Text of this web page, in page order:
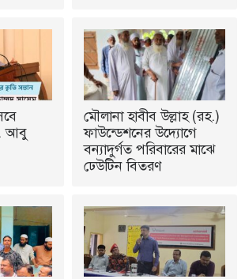
আবু
মৌলানা হাবীব উল্লাহ (রহ.)
ফাউন্ডেশনের উদ্যোগে
বন্যাদুর্গত পরিবারের মাঝে
ঢেউটিন বিতরণ